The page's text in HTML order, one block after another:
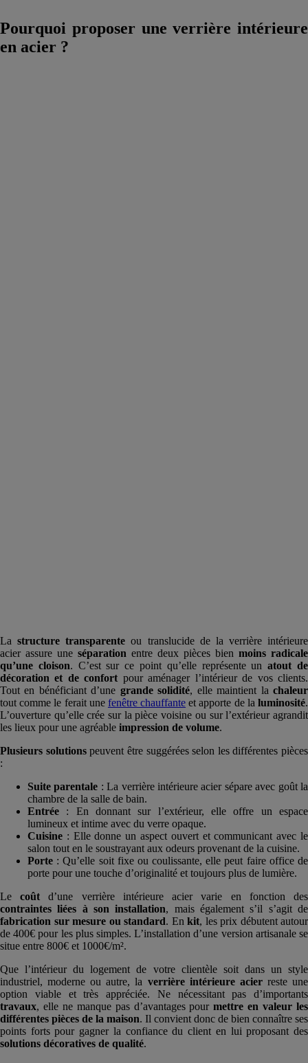
Pourquoi proposer une verrière intérieure
en acier ?
Lastructure transparente ou translucide de la verrière intérieure
acier assure une séparation entre deux pièces bien moins radicale
qu’une cloison. C’est sur ce point qu’elle représente unatout de
décoration et de confort pour aménager l’intérieur de vos clients.
Tout en bénéficiant d’une grande solidité, elle maintient lachaleur
tout comme le ferait une fenêtre chauffante et apporte de laluminosité.
L’ouverture qu’elle crée sur la pièce voisine ou sur l’extérieur agrandit
les lieux pour une agréable impression de volume.
Plusieurs solutionspeuvent être suggérées selon les différentes pièces
:
Suite parentale : La verrière intérieure acier sépare avec goût la
chambre de la salle de bain.
Entrée : En donnant sur l’extérieur, elle offre un espace
lumineux et intime avec du verre opaque.
Cuisine : Elle donne un aspect ouvert et communicant avec le
salon tout en le soustrayant aux odeurs provenant de la cuisine.
Porte : Qu’elle soit fixe ou coulissante, elle peut faire office de
porte pour une touche d’originalité et toujours plus de lumière.
Lecoût d’une verrière intérieure acier varie en fonction des
contraintes liées à son installation, mais également s’il s’agit de
fabrication sur mesure ou standard. En kit, les prix débutent autour
de 400€ pour les plus simples. L’installation d’une version artisanale se
situe entre 800€ et 1000€/m².
Que l’intérieur du logement de votre clientèle soit dans un style
industriel, moderne ou autre, la verrière intérieure acierreste une
option viable et très appréciée. Ne nécessitant pas d’importants
travaux, elle ne manque pas d’avantages pourmettre en valeur les
différentes pièces de la maison. Il convient donc de bien connaître ses
points forts pour gagner la confiance du client en lui proposant des
solutions décoratives de qualité.